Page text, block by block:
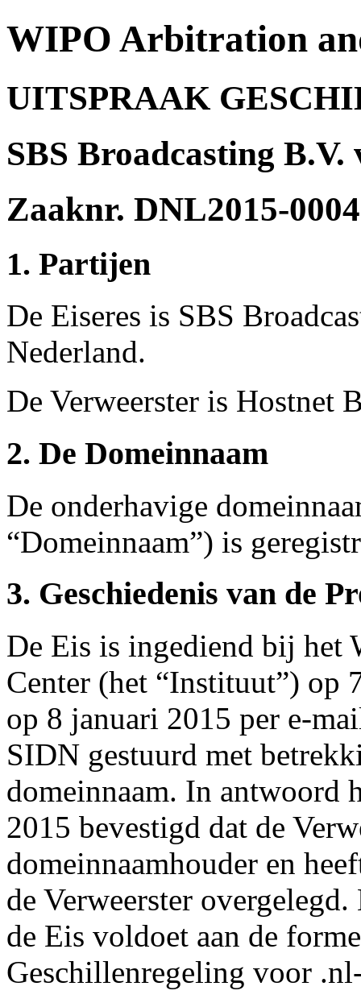
WIPO Arbitration
UITSPRAAK
SBS Broadcasting B.V.
Zaaknr. DNL2015-0004
1. Partijen
De Eiseres is SBS
Nederland.
De Verweerster is Hostnet
2. De Domeinnaam
De onderhavige
“Domeinnaam”) is
3. Geschiedenis van de
De Eis is ingediend bij
Center (het “Instituut”) op
op 8 januari 2015 per e-
SIDN gestuurd met
domeinnaam. In antwoord
2015 bevestigd dat de
domeinnaamhouder en
de Verweerster
de Eis voldoet aan de
Geschillenregeling voor